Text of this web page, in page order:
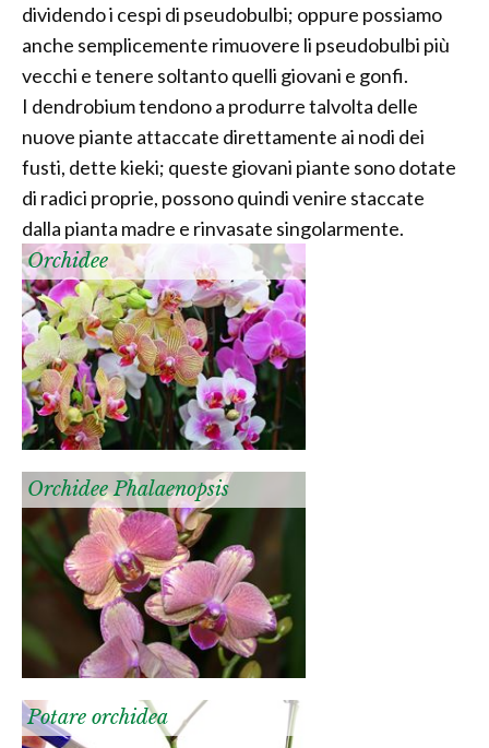
dividendo i cespi di pseudobulbi; oppure possiamo
anche semplicemente rimuovere li pseudobulbi più
vecchi e tenere soltanto quelli giovani e gonfi.
I dendrobium tendono a produrre talvolta delle
nuove piante attaccate direttamente ai nodi dei
fusti, dette kieki; queste giovani piante sono dotate
di radici proprie, possono quindi venire staccate
dalla pianta madre e rinvasate singolarmente.
Orchidee
Orchidee Phalaenopsis
Potare orchidea